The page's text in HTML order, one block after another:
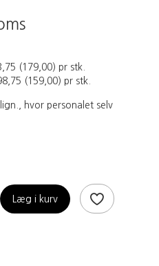
(179,00) pr stk.
(159,00) pr stk.
hvor personalet selv
Læg i kurv